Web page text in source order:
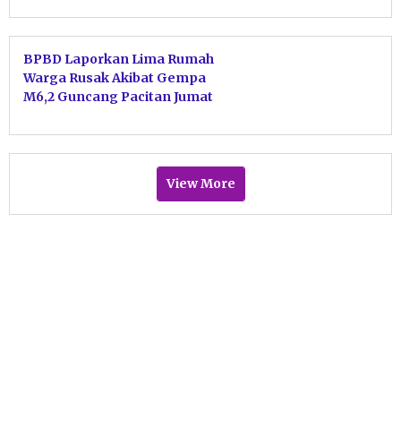
BPBD Laporkan Lima Rumah
Warga Rusak Akibat Gempa
M6,2 Guncang Pacitan Jumat
View More